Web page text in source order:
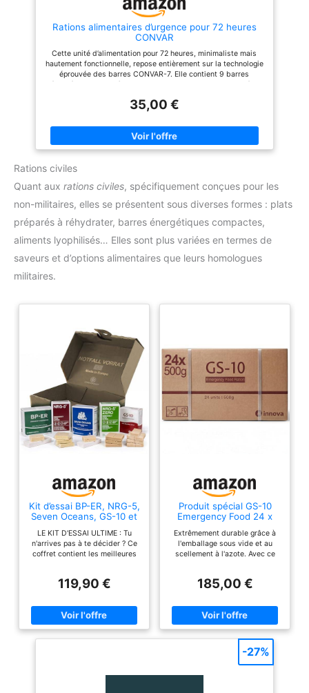
Rations alimentaires d’urgence pour 72 heures
CONVAR
Cette unité d’alimentation pour 72 heures, minimaliste mais
hautement fonctionnelle, repose entièrement sur la technologie
éprouvée des barres CONVAR-7. Elle contient 9 barres
en situation d’urgence. Les barres MRE (Meal Ready-to-Eat)
conviennent donc particulièrement aux situations d’évacuation,
aux sacs d’évacuation d’urgence ou à la préparation mobile aux
situations de crise. Le set comprend des variantes salées et
énergétique. De plus, certaines barres contiennent des
nutritionnel équilibré. Durée de conservation extrêmement
longue — au moins 10 ans Emballage compact — idéal pour
fuite & évacuation
35,00 €
Rations civiles
Quant aux rations civiles, spécifiquement conçues pour les
non-militaires, elles se présentent sous diverses formes : plats
préparés à réhydrater, barres énergétiques compactes,
aliments lyophilisés… Elles sont plus variées en termes de
saveurs et d’options alimentaires que leurs homologues
militaires.
Kit d’essai BP-ER, NRG-5,
Seven Oceans, GS-10 et
gluten. Rations d’urgence
longue conservation
jusqu’à 20 ans pour
camping et réserves
alimentaires fiables !
LE KIT D'ESSAI ULTIME : Tu
n'arrives pas à te décider ? Ce
coffret contient les meilleures
5, 1 x NRG-5 ZERO (sans
GS-10. Idéal comme kit de
survie pour goûter et comparer
les différents produits. DURÉE
DE CONSERVATION MAXIMALE :
aliments de longue
119,90 €
Produit spécial GS-10
Emergency Food 24 x
nourriture longue durée -
durée de conservation
extrêmement longue |
Extrêmement durable grâce à
l'emballage sous vide et au
scellement à l'azote. Avec ce
années. L'expérience montre
être consommés après 30 ans.
Recommandé par les
professionnels : faites
confiance à l'avis et aux
affirmations d'experts. Les
aliments pour situations
d'urgence de la société
norvégienne Compact sont
185,00 €
-27%